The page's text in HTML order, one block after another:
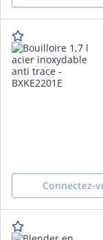
Connectez-